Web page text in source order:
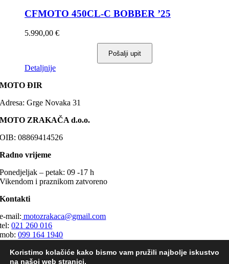
više
varijanti.
Opcije
na
proizvoda
CFMOTO 450CL-C BOBBER ’25
5.990,00 €
Pošalji upit
Ovaj
ima
varijanti.
se
odabrati
stranici
proizvoda
Detaljnije
MOTO ĐIR
Adresa: Grge Novaka 31
MOTO ZRAKAČA d.o.o.
OIB: 08869414526
Radno vrijeme
Ponedjeljak – petak: 09 -17 h
Vikendom i praznikom zatvoreno
Kontakti
e-mail: motozrakaca@gmail.com
tel:021 260 016
mob:099 164 1940
© 2024 motodir.com •Izrada web stranica Insieme
Koristimo kolačiće kako bismo vam pružili najbolje iskustvo
na našoj web stranici.